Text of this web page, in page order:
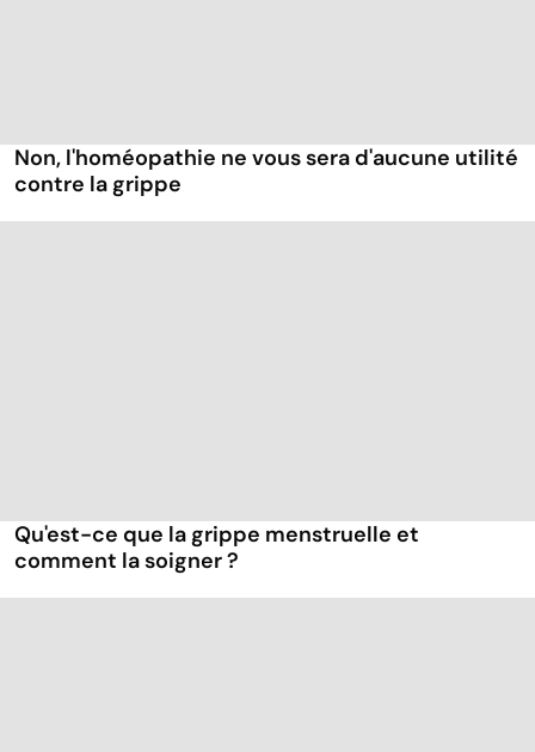
Non, l'homéopathie ne vous sera d'aucune utilité
contre la grippe
Qu'est-ce que la grippe menstruelle et
comment la soigner ?